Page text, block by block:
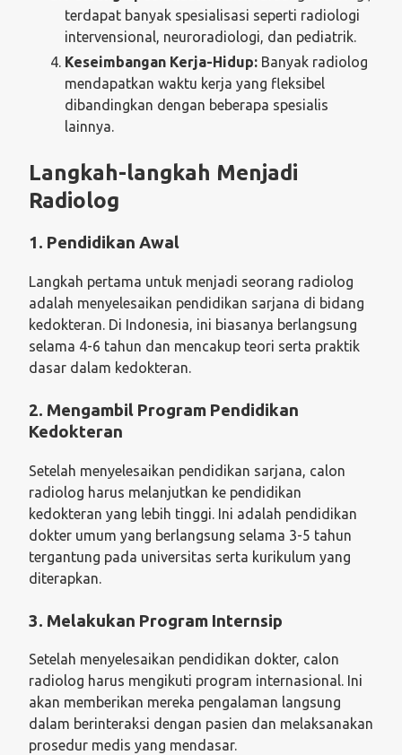
terdapat banyak spesialisasi seperti radiologi
intervensional, neuroradiologi, dan pediatrik.
Keseimbangan Kerja-Hidup: Banyak radiolog
mendapatkan waktu kerja yang fleksibel
dibandingkan dengan beberapa spesialis
lainnya.
Langkah-langkah Menjadi
Radiolog
1. Pendidikan Awal
Langkah pertama untuk menjadi seorang radiolog
adalah menyelesaikan pendidikan sarjana di bidang
kedokteran. Di Indonesia, ini biasanya berlangsung
selama 4-6 tahun dan mencakup teori serta praktik
dasar dalam kedokteran.
2. Mengambil Program Pendidikan
Kedokteran
Setelah menyelesaikan pendidikan sarjana, calon
radiolog harus melanjutkan ke pendidikan
kedokteran yang lebih tinggi. Ini adalah pendidikan
dokter umum yang berlangsung selama 3-5 tahun
tergantung pada universitas serta kurikulum yang
diterapkan.
3. Melakukan Program Internsip
Setelah menyelesaikan pendidikan dokter, calon
radiolog harus mengikuti program internasional. Ini
akan memberikan mereka pengalaman langsung
dalam berinteraksi dengan pasien dan melaksanakan
prosedur medis yang mendasar.